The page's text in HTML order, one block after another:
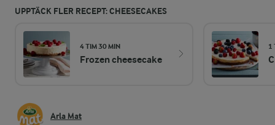
UPPTÄCK FLER RECEPT: CHEESECAKES
4 TIM 30 MIN
Frozen cheesecake
1
Arla Mat